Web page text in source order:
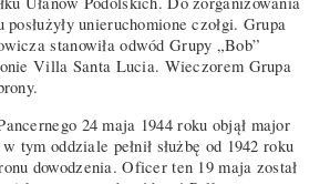
unieruchomione czołgi. Grupa
stanowiła odwód Grupy „Bob”
Villa Santa Lucia. Wieczorem Grupa
24 maja 1944 roku objął major
tym oddziale pełnił służbę od 1942 roku
dowodzenia. Oficer ten 19 maja został